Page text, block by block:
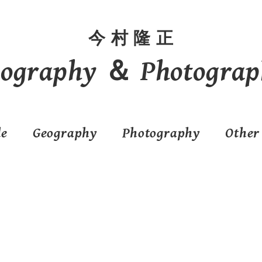
今 村 隆 正
＆
Geography Photography Other